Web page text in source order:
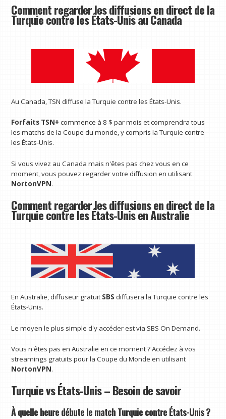
Comment regarder les diffusions en direct de la
Turquie contre les États-Unis au Canada
Au Canada, TSN diffuse la Turquie contre les États-Unis.
Forfaits TSN+ commence à 8 $ par mois et comprendra tous
les matchs de la Coupe du monde, y compris la Turquie contre
les États-Unis.
Si vous vivez au Canada mais n'êtes pas chez vous en ce
moment, vous pouvez regarder votre diffusion en utilisant
NortonVPN.
Comment regarder les diffusions en direct de la
Turquie contre les États-Unis en Australie
En Australie, diffuseur gratuit SBS diffusera la Turquie contre les
États-Unis.
Le moyen le plus simple d'y accéder est via SBS On Demand.
Vous n'êtes pas en Australie en ce moment ? Accédez à vos
streamings gratuits pour la Coupe du Monde en utilisant
NortonVPN.
Turquie vs États-Unis – Besoin de savoir
À quelle heure débute le match Turquie contre États-Unis ?